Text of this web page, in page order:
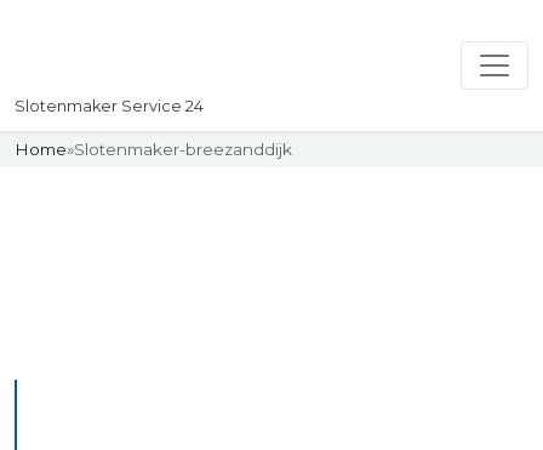
Slotenmaker Service 24
Home»Slotenmaker-breezanddijk